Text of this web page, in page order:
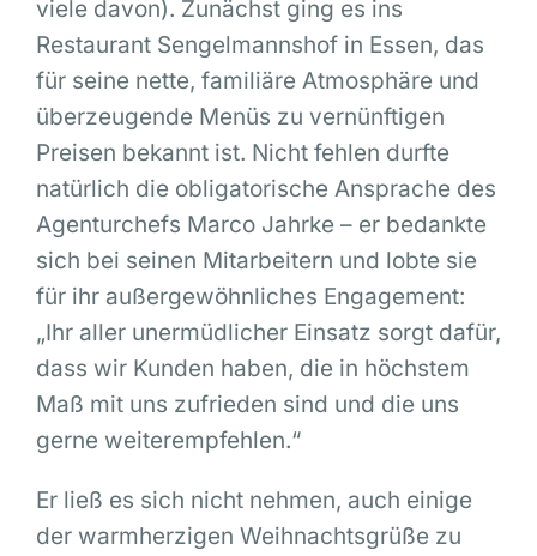
viele davon). Zunächst ging es ins
Restaurant Sengelmannshof in Essen, das
für seine nette, familiäre Atmosphäre und
überzeugende Menüs zu vernünftigen
Preisen bekannt ist. Nicht fehlen durfte
natürlich die obligatorische Ansprache des
Agenturchefs Marco Jahrke – er bedankte
sich bei seinen Mitarbeitern und lobte sie
für ihr außergewöhnliches Engagement:
„Ihr aller unermüdlicher Einsatz sorgt dafür,
dass wir Kunden haben, die in höchstem
Maß mit uns zufrieden sind und die uns
gerne weiterempfehlen.“
Er ließ es sich nicht nehmen, auch einige
der warmherzigen Weihnachtsgrüße zu